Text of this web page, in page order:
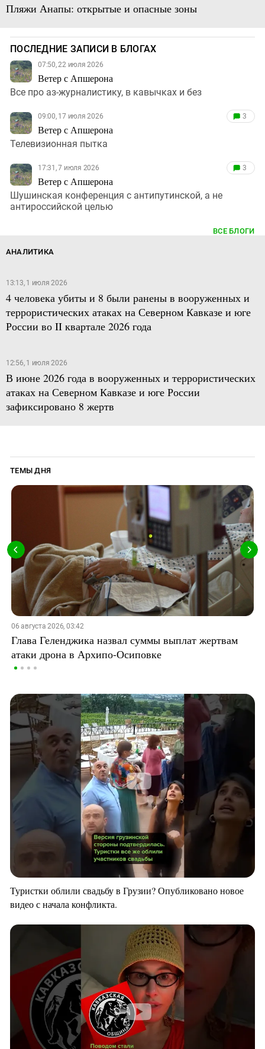
Пляжи Анапы: открытые и опасные зоны
ПОСЛЕДНИЕ ЗАПИСИ В БЛОГАХ
07:50, 22 июля 2026
Ветер с Апшерона
Все про аз-журналистику, в кавычках и без
09:00, 17 июля 2026
Ветер с Апшерона
3
Телевизионная пытка
17:31, 7 июля 2026
Ветер с Апшерона
3
Шушинская конференция с антипутинской, а не
антироссийской целью
ВСЕ БЛОГИ
АНАЛИТИКА
13:13, 1 июля 2026
4 человека убиты и 8 были ранены в вооруженных и
террористических атаках на Северном Кавказе и юге
России во II квартале 2026 года
12:56, 1 июля 2026
В июне 2026 года в вооруженных и террористических
атаках на Северном Кавказе и юге России
зафиксировано 8 жертв
ТЕМЫ ДНЯ
06 августа 2026, 03:42
Глава Геленджика назвал суммы выплат жертвам
атаки дрона в Архипо-Осиповке
Туристки облили свадьбу в Грузии? Опубликовано новое
видео с начала конфликта.